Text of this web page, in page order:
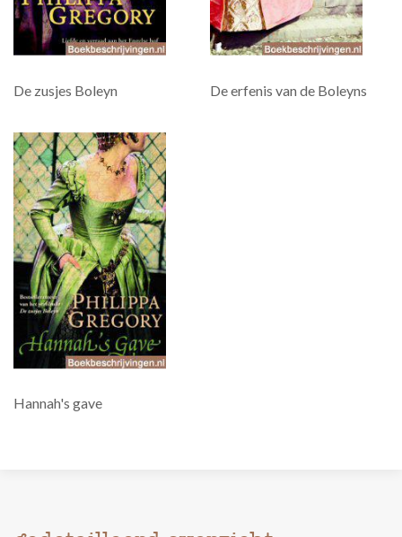
De zusjes Boleyn De erfenis van de Boleyns
Hannah's gave